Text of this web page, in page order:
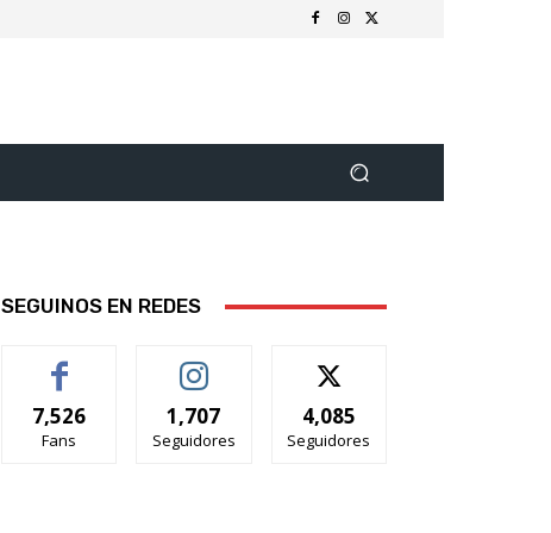
SEGUINOS EN REDES
7,526
Fans
1,707
Seguidores
4,085
Seguidores